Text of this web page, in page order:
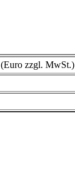
zzgl. MwSt.)